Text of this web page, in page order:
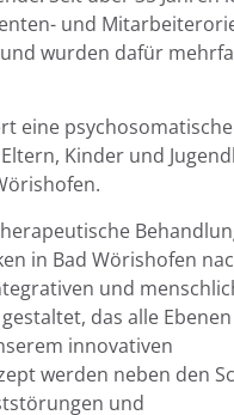
und
wurden dafür
eine psychosomatische
Kinder und
in Bad Wörishofen
und
das alle
innovativen
werden neben den
und